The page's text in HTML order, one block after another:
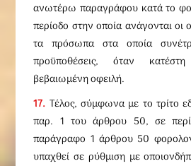
ανωτέρω παραγράφου κατά το
περίοδο στην οποία ανάγονται οι
τα πρόσωπα στα οποία
προϋποθέσεις, όταν
βεβαιωμένη οφειλή.
17. Τέλος, σύμφωνα με το τρίτο
παρ. 1 του άρθρου 50, σε
παράγραφο 1 άρθρου 50
υπαχθεί σε ρύθμιση με